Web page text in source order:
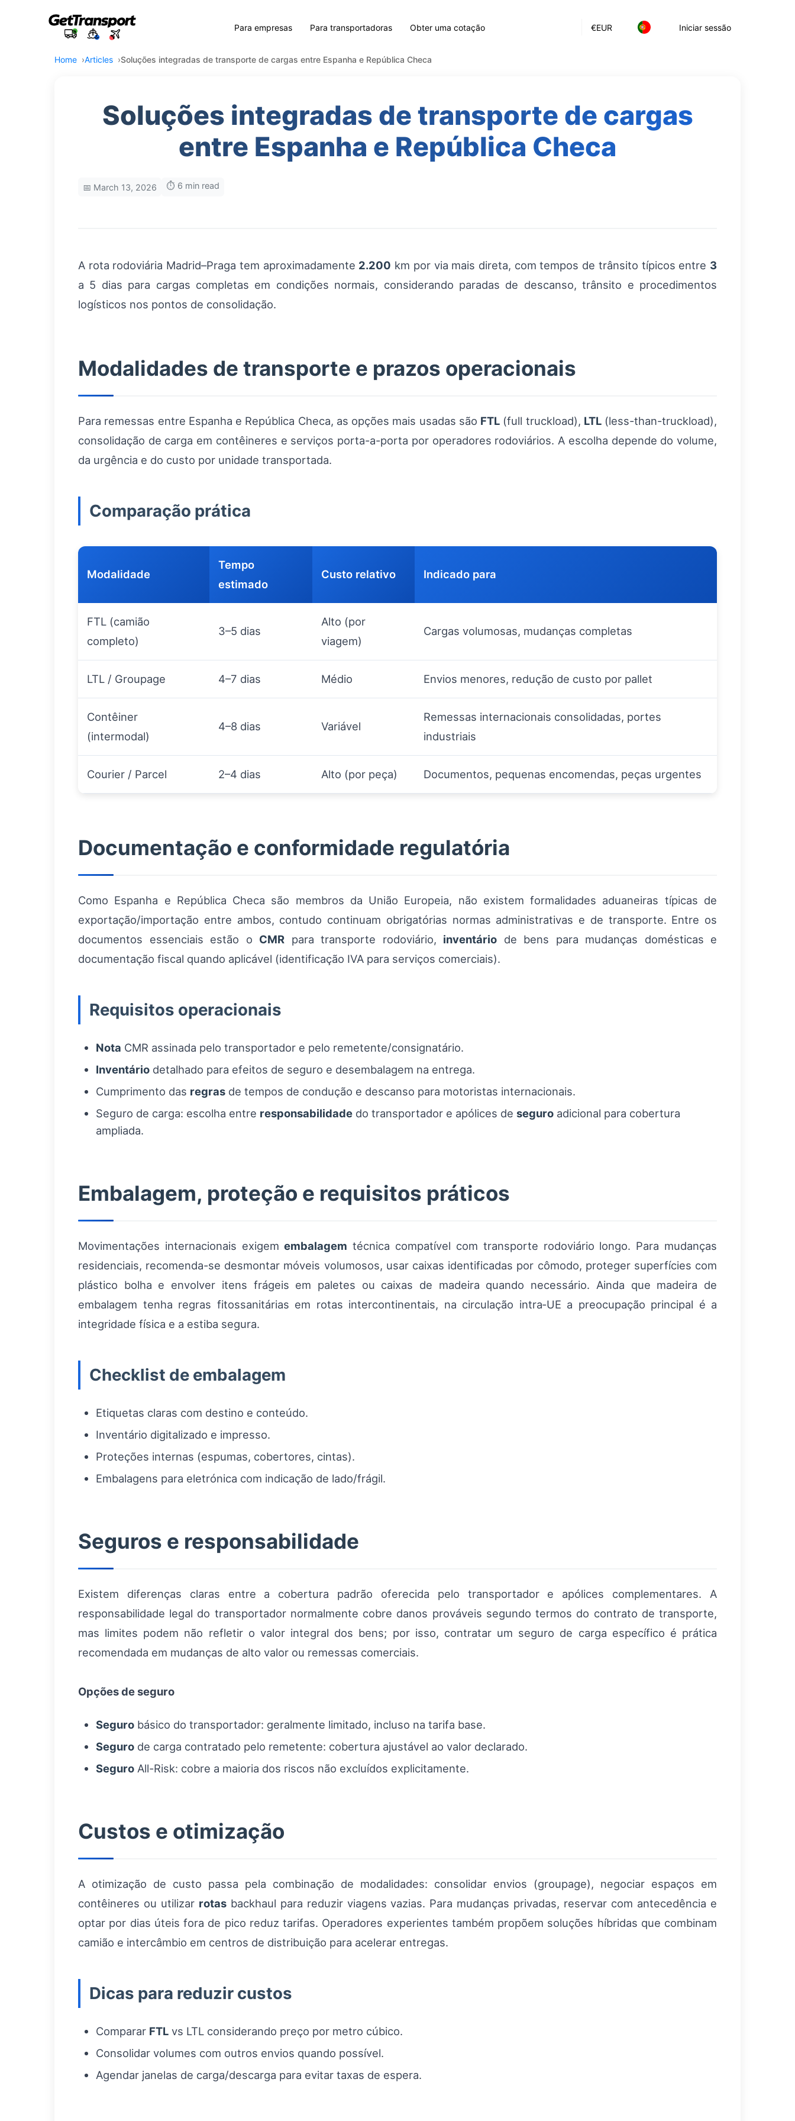
€EUR Iniciar sessão
Para empresas Para transportadoras Obter uma cotação
Home Articles Soluções integradas de transporte de cargas entre Espanha e República Checa
Soluções integradas de transporte de cargas
entre Espanha e República Checa
📅 March 13, 2026 ⏱️ 6 min read
A rota rodoviária Madrid–Praga tem aproximadamente 2.200 km por via mais direta, com tempos de trânsito típicos entre 3
a 5 dias para cargas completas em condições normais, considerando paradas de descanso, trânsito e procedimentos
logísticos nos pontos de consolidação.
Modalidades de transporte e prazos operacionais
Para remessas entre Espanha e República Checa, as opções mais usadas são FTL (full truckload), LTL(less-than-truckload),
consolidação de carga em contêineres e serviços porta-a-porta por operadores rodoviários. A escolha depende do volume,
da urgência e do custo por unidade transportada.
Comparação prática
Modalidade
Tempo
estimado
Custo relativo Indicado para
FTL (camião
completo)
3–5 dias
Alto (por
viagem)
Cargas volumosas, mudanças completas
LTL / Groupage 4–7 dias Médio Envios menores, redução de custo por pallet
Contêiner
(intermodal)
4–8 dias Variável
Remessas internacionais consolidadas, portes
industriais
Courier / Parcel 2–4 dias Alto (por peça) Documentos, pequenas encomendas, peças urgentes
Documentação e conformidade regulatória
Como Espanha e República Checa são membros da União Europeia, não existem formalidades aduaneiras típicas de
exportação/importação entre ambos, contudo continuam obrigatórias normas administrativas e de transporte. Entre os
documentos essenciais estão o CMR para transporte rodoviário, inventário de bens para mudanças domésticas e
documentação fiscal quando aplicável (identificação IVA para serviços comerciais).
Requisitos operacionais
Nota CMR assinada pelo transportador e pelo remetente/consignatário.
Inventário detalhado para efeitos de seguro e desembalagem na entrega.
Cumprimento das regras de tempos de condução e descanso para motoristas internacionais.
Seguro de carga: escolha entre responsabilidade do transportador e apólices de seguro adicional para cobertura
ampliada.
Embalagem, proteção e requisitos práticos
Movimentações internacionais exigemembalagem técnica compatível com transporte rodoviário longo. Para mudanças
residenciais, recomenda-se desmontar móveis volumosos, usar caixas identificadas por cômodo, proteger superfícies com
plástico bolha e envolver itens frágeis em paletes ou caixas de madeira quando necessário. Ainda que madeira de
embalagem tenha regras fitossanitárias em rotas intercontinentais, na circulação intra‑UE a preocupação principal é a
integridade física e a estiba segura.
Checklist de embalagem
Etiquetas claras com destino e conteúdo.
Inventário digitalizado e impresso.
Proteções internas (espumas, cobertores, cintas).
Embalagens para eletrónica com indicação de lado/frágil.
Seguros e responsabilidade
Existem diferenças claras entre a cobertura padrão oferecida pelo transportador e apólices complementares. A
responsabilidade legal do transportador normalmente cobre danos prováveis segundo termos do contrato de transporte,
mas limites podem não refletir o valor integral dos bens; por isso, contratar um seguro de carga específico é prática
recomendada em mudanças de alto valor ou remessas comerciais.
Opções de seguro
Seguro básico do transportador: geralmente limitado, incluso na tarifa base.
Seguro de carga contratado pelo remetente: cobertura ajustável ao valor declarado.
Seguro All-Risk: cobre a maioria dos riscos não excluídos explicitamente.
Custos e otimização
A otimização de custo passa pela combinação de modalidades: consolidar envios (groupage), negociar espaços em
contêineres ou utilizar rotasbackhaul para reduzir viagens vazias. Para mudanças privadas, reservar com antecedência e
optar por dias úteis fora de pico reduz tarifas. Operadores experientes também propõem soluções híbridas que combinam
camião e intercâmbio em centros de distribuição para acelerar entregas.
Dicas para reduzir custos
Comparar FTL vs LTL considerando preço por metro cúbico.
Consolidar volumes com outros envios quando possível.
Agendar janelas de carga/descarga para evitar taxas de espera.